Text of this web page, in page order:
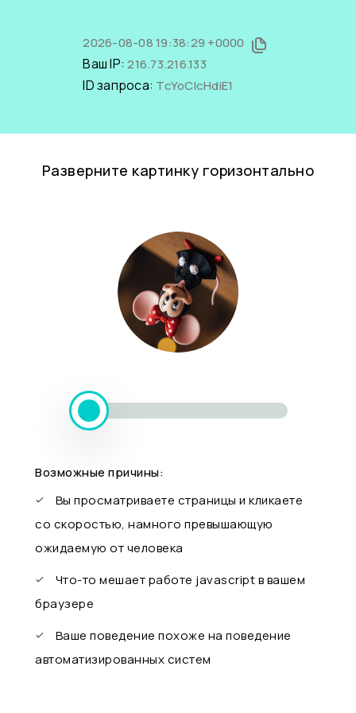
2026-08-08 19:38:29 +0000
Ваш IP:216.73.216.133
ID запроса: TcYoClcHdiE1
Разверните картинку горизонтально
Возможные причины:
Вы просматриваете страницы и кликаете
со скоростью, намного превышающую
ожидаемую от человека
Что-то мешает работе javascript в вашем
браузере
Ваше поведение похоже на поведение
автоматизированных систем